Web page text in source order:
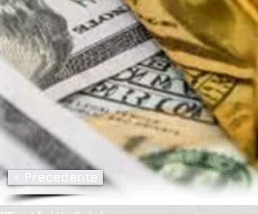
< Precedente